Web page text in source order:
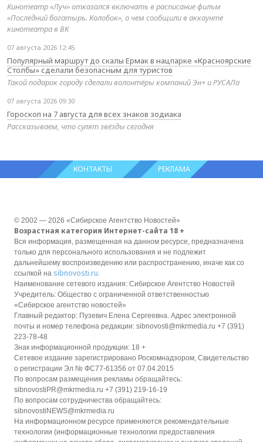
Кинотеатр «Луч» отказался включать в расписание фильм
«Последний богатырь. Колобок», о чем сообщили в аккаунте
кинотеатра в ВК
07 августа 2026 12:45
Популярный маршрут до скалы Ермак в нацпарке «Красноярские
Столбы» сделали безопасным для туристов
Такой подарок городу сделали волонтёры компаний Эн+ и РУСАЛа
07 августа 2026 09:30
Гороскоп на 7 августа для всех знаков зодиака
Рассказываем, что сулят звёзды сегодня
КОНТАКТЫ РЕКЛАМА
© 2002 — 2026 «Сибирское Агентство Новостей»
Возрастная категория Интернет-сайта 18 +
Вся информация, размещенная на данном ресурсе, предназначена
только для персонального использования и не подлежит
дальнейшему воспроизведению или распространению, иначе как со
ссылкой на sibnovosti.ru.
Наименование сетевого издания: Сибирское Агентство Новостей
Учредитель: Общество с ограниченной ответственностью
«Сибирское агентство новостей»
Главный редактор: Пузевич Елена Сергеевна. Адрес электронной
почты и номер телефона редакции: sibnovosti@mkrmedia.ru +7 (391)
223-78-48
Знак информационной продукции: 18 +
Сетевое издание зарегистрировано Роскомнадзором, Свидетельство
о регистрации Эл № ФС77-61356 от 07.04.2015
По вопросам размещения рекламы обращайтесь:
sibnovostiPR@mkrmedia.ru +7 (391) 219-16-19
По вопросам сотрудничества обращайтесь:
sibnovostiNEWS@mkrmedia.ru
На информационном ресурсе применяются рекомендательные
технологии (информационные технологии предоставления